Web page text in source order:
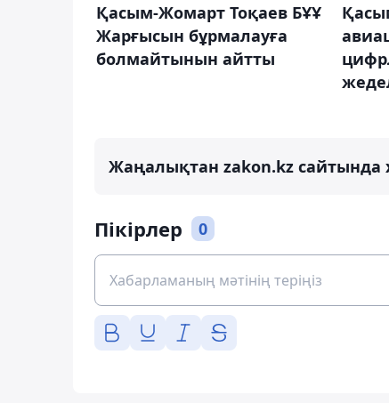
Қасым-Жомарт Тоқаев БҰҰ
Жарғысын бұрмалауға
болмайтынын айтты
Жаңалықтан zakon.kz сайтында
Пікірлер 0